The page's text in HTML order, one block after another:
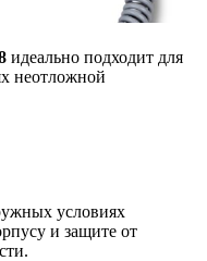
идеально подходит для
неотложной
условиях
и защите от